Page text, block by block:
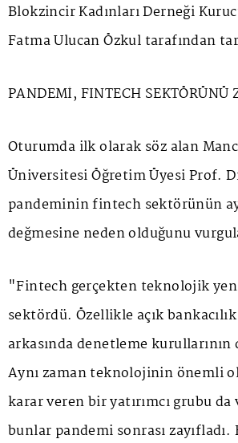
Blokzincir Kadınları Derneği
Fatma Ulucan Özkul tarafından
PANDEMİ, FINTECH SEKTÖRÜNÜ
Oturumda ilk olarak söz alan
Üniversitesi Öğretim Üyesi Prof.
pandeminin fintech sektörünün
değmesine neden olduğunu
"Fintech gerçekten teknolojik
sektördü. Özellikle açık bankacılık
arkasında denetleme kurullarının
Aynı zaman teknolojinin önemli
karar veren bir yatırımcı grubu da
bunlar pandemi sonrası